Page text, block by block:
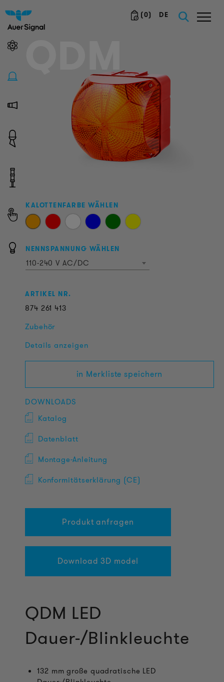
(0) DE
QDM
KALOTTENFARBE WÄHLEN
NENNSPANNUNG WÄHLEN
110-240 V AC/DC
ARTIKEL NR.
874 261 413
Zubehör
Details anzeigen
in Merkliste speichern
DOWNLOADS
Katalog
Datenblatt
Montage-Anleitung
Konformitätserklärung (CE)
Produkt anfragen
Download 3D model
QDM LED
Dauer-/Blinkleuchte
132 mm große quadratische LED